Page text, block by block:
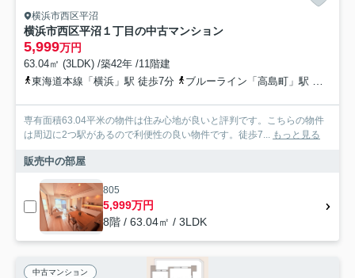
横浜市西区平沼
横浜市西区平沼１丁目の中古マンション
5,999万円
63.04㎡ (3LDK) /築42年 /11階建
東海道本線「横浜」駅 徒歩7分
ブルーライン「高島町」駅 徒歩7分
専有面積63.04平米の物件は住み心地が良いと評判です。こちらの物件
は周辺に2つ駅があるので利便性の良い物件です。徒歩7... もっと見る
販売中の部屋
805
5,999万円
8階 / 63.04㎡ / 3LDK
中古マンション